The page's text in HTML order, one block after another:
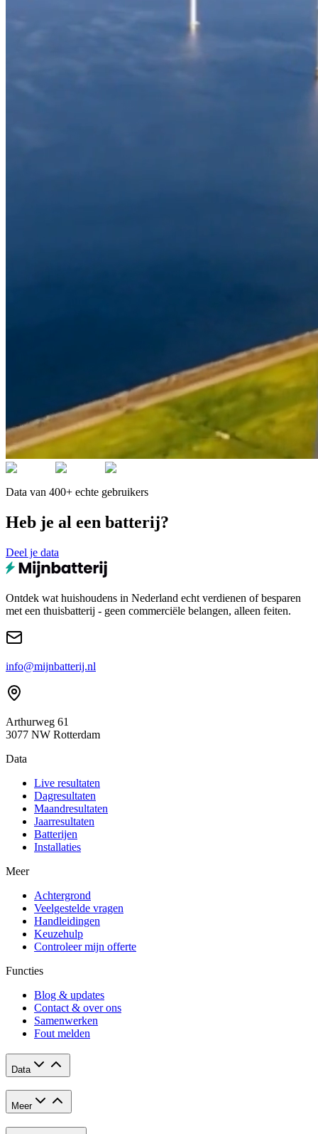
Data van 400+ echte gebruikers
Heb je al een batterij?
Deel je data
Ontdek wat huishoudens in Nederland echt verdienen of besparen
met een thuisbatterij - geen commerciële belangen, alleen feiten.
info@mijnbatterij.nl
Arthurweg 61
3077 NW Rotterdam
Data
Live resultaten
Dagresultaten
Maandresultaten
Jaarresultaten
Batterijen
Installaties
Meer
Achtergrond
Veelgestelde vragen
Handleidingen
Keuzehulp
Controleer mijn offerte
Functies
Blog & updates
Contact & over ons
Samenwerken
Fout melden
Data
Meer